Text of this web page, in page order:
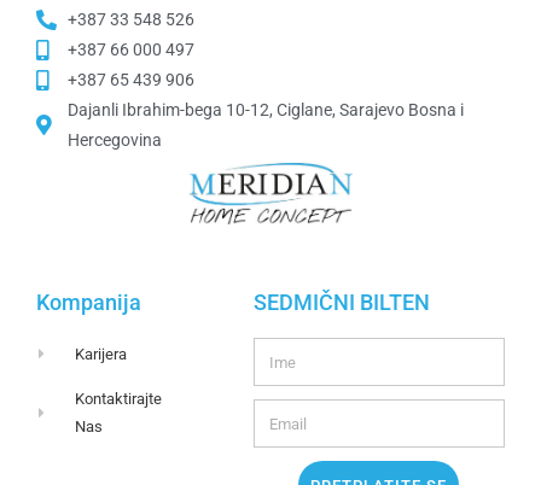
+387 33 548 526
+387 66 000 497
+387 65 439 906
Dajanli Ibrahim-bega 10-12, Ciglane, Sarajevo Bosna i
Hercegovina​
Kompanija
Karijera
Kontaktirajte
Nas
SEDMIČNI BILTEN